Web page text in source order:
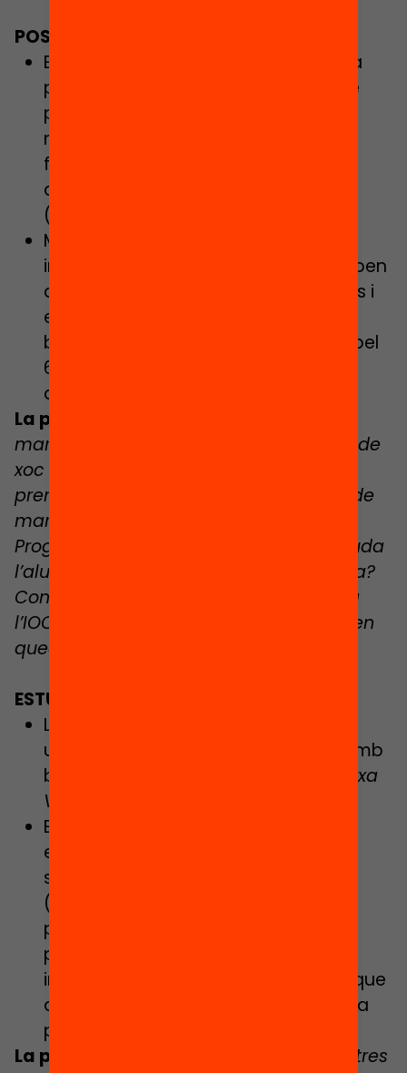
POSTOBLIGATÒRIA
El risc d’abandonament es multiplica
per cinc quan es mira el col·lectiu de
persones els pares dels quals tenen
nivells d’estudi baixos, i en el cas de
famílies d’origen migrant la taxa
d’abandonament se situa en el 22%
(Fundació Bofill, 2022).
Menys de la meitat dels alumnes
immigrants de 1a i 2a generació arriben
al batxillerat: ho fan el 27,6% dels nois i
el 46,3% de les noies. En canvi, el
batxillerat és el primer destí escollit pel
61,1% de l’alumnat autòcton (Centre
d’Estudis Demogràfics, 2020).
La pregunta:
marxa l’elaboració i seguiment del Pla de
xoc contra l’abandonament escolar
prematur anunciat a la cimera del 23 de
març? S’ha avaluat l’eficàcia del
Programa Intensiu de Millora (PIM)? Ajuda
l’alumne o l’estigmatitza i predetermina?
Com ha anat l’experiència de derivar a
l’IOC alumnes de 16-17 anys que s’havien
quedat sense plaça d’FP?
ESTUDIS SUPERIORS
L’any 2021, només el 9,1% dels
universitaris provenien de famílies amb
baix nivell cultural i professional (
Xarxa
Vives, 2022
Els fills i les filles de persones amb
estudis universitaris estan
sobrerepresentats a la universitat
(47,1% de l’estudiantat / 26,2% de la
població); i els i les joves amb
progenitors sense estudis estan
infrarepresentats (24,3% del jovent que
accedeix a la universitat / 39,5% de la
població de 19 anys) (
La pregunta:
Seria possible explorar altres